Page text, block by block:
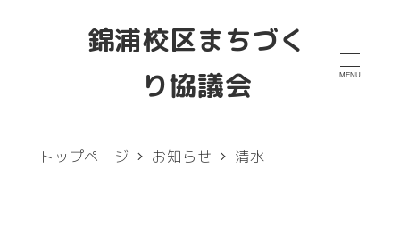
錦浦校区まちづく
り協議会
MENU
トップページ お知らせ 清水